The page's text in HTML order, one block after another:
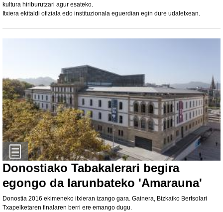
kultura hiriburutzari agur esateko.
Itxiera ekitaldi ofiziala edo instituzionala eguerdian egin dure udaletxean.
Donostiako Tabakalerari begira
egongo da larunbateko 'Amarauna'
Donostia 2016 ekimeneko itxieran izango gara. Gainera, Bizkaiko Bertsolari
Txapelketaren finalaren berri ere emango dugu.